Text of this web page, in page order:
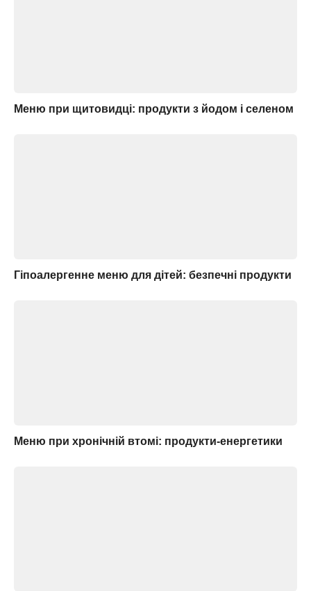
Меню при щитовидці: продукти з йодом і селеном
Гіпоалергенне меню для дітей: безпечні продукти
Меню при хронічній втомі: продукти-енергетики